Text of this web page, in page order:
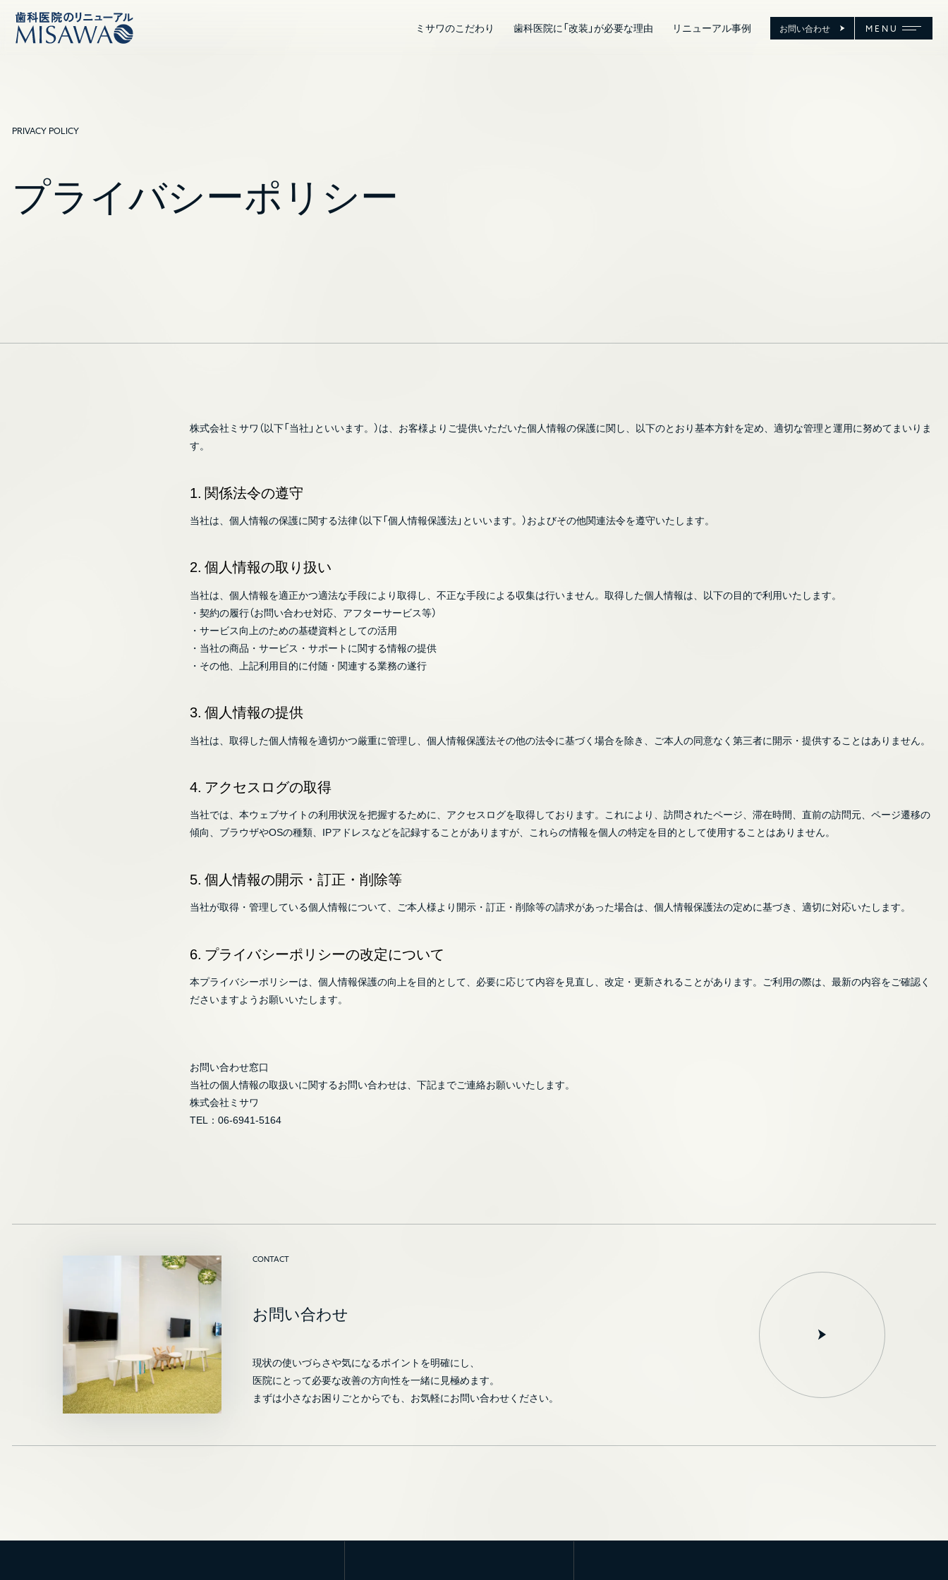
ミサワのこだわり 歯科医院に「改装」が必要な理由 リニューアル事例 お問い合わせ MENU
PRIVACY POLICY
プライバシーポリシー
株式会社ミサワ（以下「当社」といいます。）は、お客様よりご提供いただいた個人情報の保護に関し、以下のとおり基本方針を定め、適切な管理と運用に努めてまいりま
す。
1. 関係法令の遵守
当社は、個人情報の保護に関する法律（以下「個人情報保護法」といいます。）およびその他関連法令を遵守いたします。
2. 個人情報の取り扱い
当社は、個人情報を適正かつ適法な手段により取得し、不正な手段による収集は行いません。取得した個人情報は、以下の目的で利用いたします。
・契約の履行（お問い合わせ対応、アフターサービス等）
・サービス向上のための基礎資料としての活用
・当社の商品・サービス・サポートに関する情報の提供
・その他、上記利用目的に付随・関連する業務の遂行
3. 個人情報の提供
当社は、取得した個人情報を適切かつ厳重に管理し、個人情報保護法その他の法令に基づく場合を除き、ご本人の同意なく第三者に開示・提供することはありません。
4. アクセスログの取得
当社では、本ウェブサイトの利用状況を把握するために、アクセスログを取得しております。これにより、訪問されたページ、滞在時間、直前の訪問元、ページ遷移の
傾向、ブラウザやOSの種類、IPアドレスなどを記録することがありますが、これらの情報を個人の特定を目的として使用することはありません。
5. 個人情報の開示・訂正・削除等
当社が取得・管理している個人情報について、ご本人様より開示・訂正・削除等の請求があった場合は、個人情報保護法の定めに基づき、適切に対応いたします。
6. プライバシーポリシーの改定について
本プライバシーポリシーは、個人情報保護の向上を目的として、必要に応じて内容を見直し、改定・更新されることがあります。ご利用の際は、最新の内容をご確認く
ださいますようお願いいたします。
お問い合わせ窓口
当社の個人情報の取扱いに関するお問い合わせは、下記までご連絡お願いいたします。
株式会社ミサワ
TEL：06-6941-5164
CONTACT
お問い合わせ
現状の使いづらさや気になるポイントを明確にし、
医院にとって必要な改善の方向性を一緒に見極めます。
まずは小さなお困りごとからでも、お気軽にお問い合わせください。